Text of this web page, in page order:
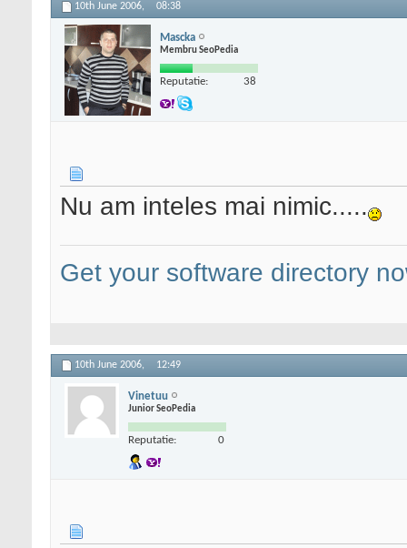
10th June 2006, 08:38
Mascka
Membru SeoPedia
Reputatie: 38
Nu am inteles mai nimic.....
Get your software directory
10th June 2006, 12:49
Vinetuu
Junior SeoPedia
Reputatie: 0